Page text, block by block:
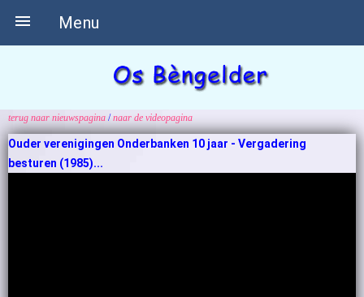
Menu

terug naar nieuwspagina /naar de videopagina
Ouder verenigingen Onderbanken 10 jaar - Vergadering
besturen (1985)...